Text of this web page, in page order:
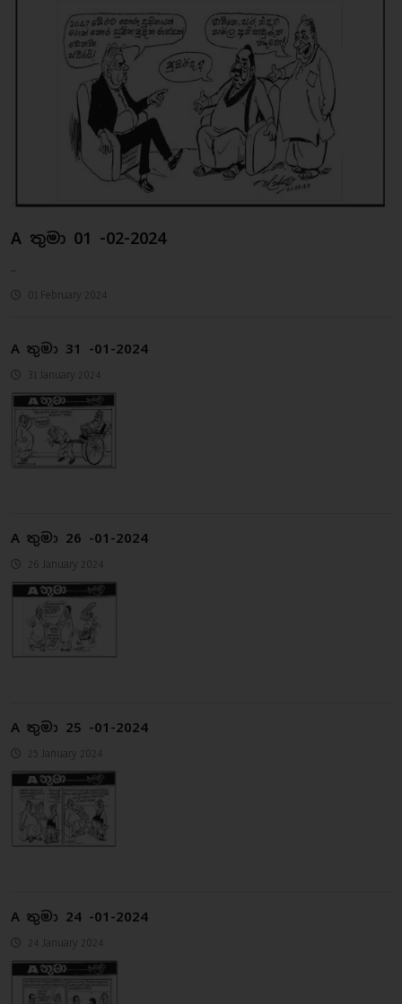
A තුමා 01 -02-2024
..
01 February 2024
A තුමා 31 -01-2024
31 January 2024
A තුමා 26 -01-2024
26 January 2024
A තුමා 25 -01-2024
25 January 2024
A තුමා 24 -01-2024
24 January 2024